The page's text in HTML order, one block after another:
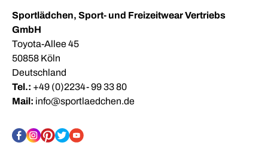
Sportlädchen, Sport- und Freizeitwear Vertriebs
GmbH
Toyota-Allee 45
50858 Köln
Deutschland
Tel.: +49 (0)2234- 99 33 80
Mail: info@sportlaedchen.de